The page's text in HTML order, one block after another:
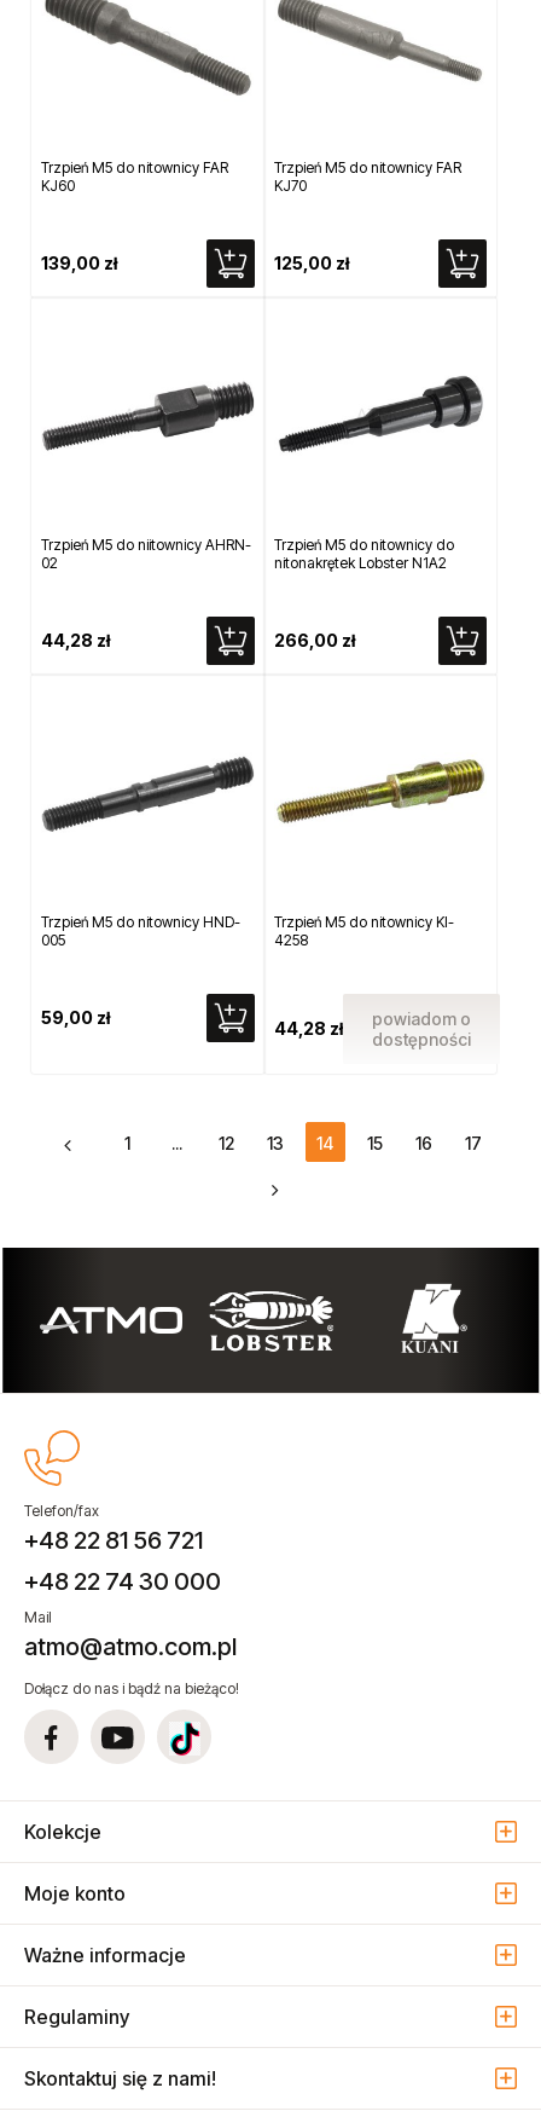
Trzpień M5 do nitownicy FAR
KJ60
139,00 zł
Trzpień M5 do nitownicy FAR
KJ70
125,00 zł
Trzpień M5 do niitownicy AHRN-
02
44,28 zł
Trzpień M5 do nitownicy do
nitonakrętek Lobster N1A2
266,00 zł
Trzpień M5 do nitownicy HND-
005
59,00 zł
Trzpień M5 do nitownicy KI-
4258
44,28 zł
powiadom o
dostępności
1 ... 12 13 14 15 16 17
Telefon/fax
+48 22 81 56 721
+48 22 74 30 000
Mail
atmo@atmo.com.pl
Dołącz do nas i bądź na bieżąco!
Kolekcje
Moje konto
Ważne informacje
Regulaminy
Skontaktuj się z nami!